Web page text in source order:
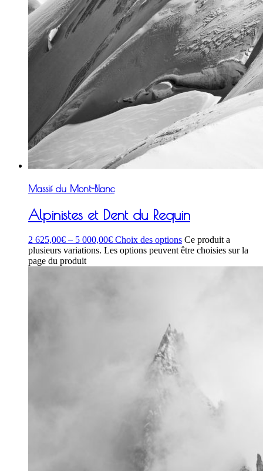
Massif du Mont-Blanc
Alpinistes et Dent du Requin
2 625,00€ – 5 000,00€ Choix des options Ce produit a
plusieurs variations. Les options peuvent être choisies sur la
page du produit